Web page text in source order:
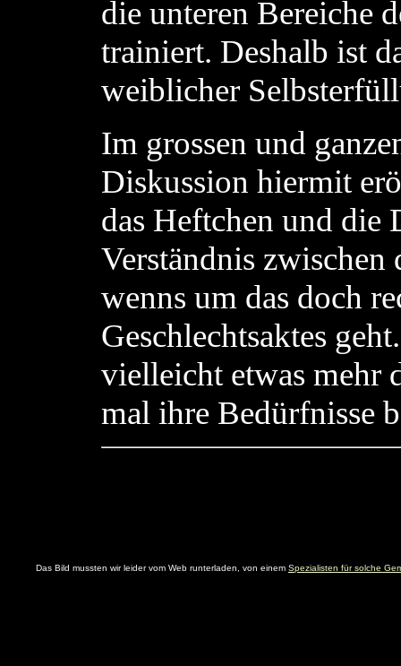
die unteren Bereiche
trainiert. Deshalb ist
weiblicher
Im grossen und
Diskussion hiermit
das Heftchen und die
Verständnis zwischen
wenns um das doch
Geschlechtsaktes
vielleicht etwas mehr
mal ihre Bedürfnisse
Das Bild mussten wir leider vom Web runterladen, von einem Spezialisten für solche